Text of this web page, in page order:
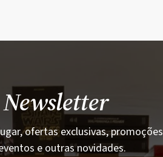
ofertas exclusivas, promoções
e outras novidades.